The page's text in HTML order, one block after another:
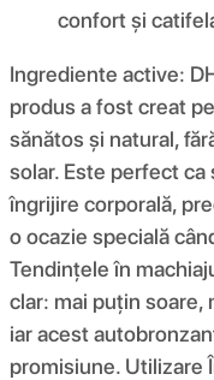
confort și
Ingrediente active:
produs a fost creat
sănătos și natural,
solar. Este perfect
îngrijire corporală,
o ocazie specială
Tendințele în
clar: mai puțin soare,
iar acest
promisiune. Utilizare